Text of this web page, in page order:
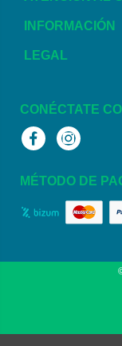
INFORMACIÓN
LEGAL
CONÉCTATE
FacebookInstagram
MÉTODO DE